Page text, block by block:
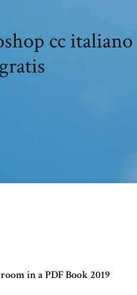
cc italiano
in a PDF Book 2019